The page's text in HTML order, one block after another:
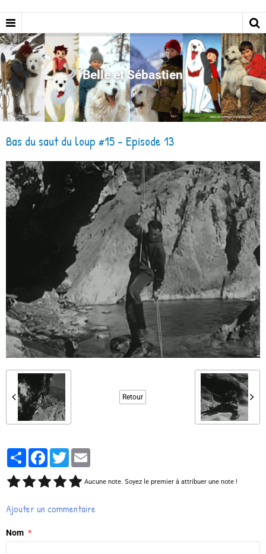
Belle et Sébastien
Bas du saut du loup #15 - Episode 13
Retour
PartagerFacebook
Twitter
Aucune note. Soyez le premier à attribuer une note !
Ajouter un commentaire
Nom